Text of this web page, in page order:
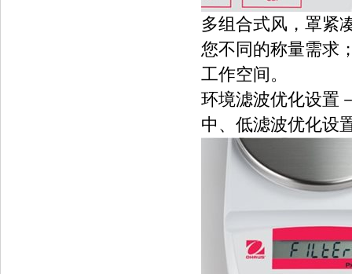
多组合式风，罩紧
您不同的称量需求
工作空间。
环境滤波优化设置
中、低滤波优化设